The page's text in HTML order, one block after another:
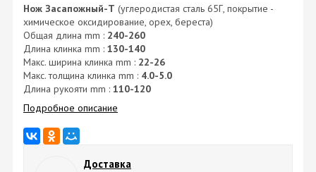
Нож Засапожный-Т (углеродистая сталь 65Г, покрытие -
химическое оксидирование, орех, береста)
Общая длина mm : 240-260
Длина клинка mm : 130-140
Макс. ширина клинка mm : 22-26
Макс. толщина клинка mm : 4.0-5.0
Длина рукояти mm : 110-120
Подробное описание
Доставка